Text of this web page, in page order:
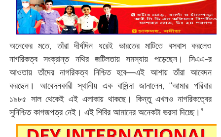
অনেকের মতে, তাঁরা দীর্ঘদিন ধরেই ভারতের মাটিতে বসবাস করলেও
নাগরিকত্ব সংক্রান্ত নথির জটিলতায় সমস্যায় পড়েছেন। সিএএ-র
আওতায় তাঁদের নাগরিকত্ব নিশ্চিত হবে—এই আশায় তাঁরা আবেদন
করছেন। আবেদনকারী স্থানীয় এক বাসিন্দা জানালেন, “আমার পরিবার
১৯৮৫ সাল থেকেই এই এলাকায় থাকছে। কিন্তু এখনও নাগরিকত্বের
সুনিশ্চিত কাগজপত্র নেই। এই শিবির আমাদের অনেকটা ভরসা দিচ্ছে।”